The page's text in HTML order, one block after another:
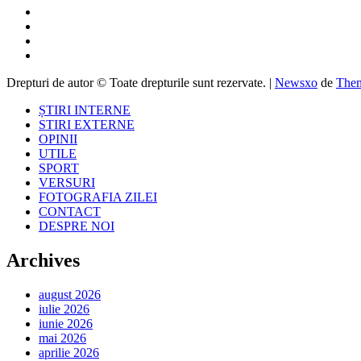
Drepturi de autor © Toate drepturile sunt rezervate. | Newsxo de
ȘTIRI INTERNE
STIRI EXTERNE
OPINII
UTILE
SPORT
VERSURI
FOTOGRAFIA ZILEI
CONTACT
DESPRE NOI
Archives
august 2026
iulie 2026
iunie 2026
mai 2026
aprilie 2026